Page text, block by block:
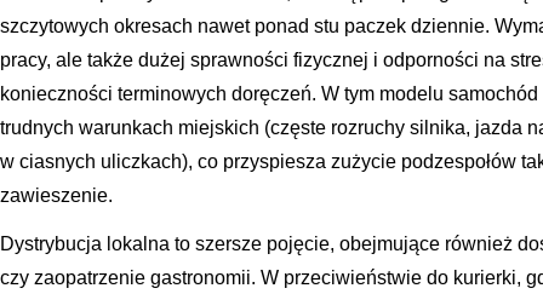
szczytowych okresach nawet ponad stu paczek dziennie.
pracy, ale także dużej sprawności fizycznej i odporności na
konieczności terminowych doręczeń. W tym modelu
trudnych warunkach miejskich (częste rozruchy silnika, jazda
w ciasnych uliczkach), co przyspiesza zużycie podzespołów
zawieszenie.
Dystrybucja lokalna to szersze pojęcie, obejmujące również
czy zaopatrzenie gastronomii. W przeciwieństwie do kurierki,